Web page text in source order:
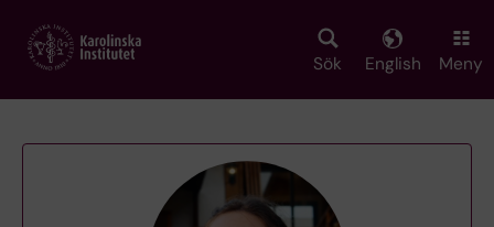
main
Sök English Meny